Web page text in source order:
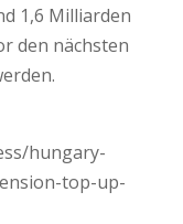
1,6 Milliarden
den nächsten
hungary-
top-up-